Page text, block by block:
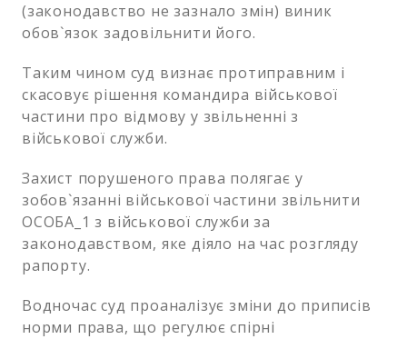
(законодавство не зазнало змін) виник
обов`язок задовільнити його.
Таким чином суд визнає протиправним і
скасовує рішення командира військової
частини про відмову у звільненні з
військової служби.
Захист порушеного права полягає у
зобов`язанні військової частини звільнити
ОСОБА_1 з військової служби за
законодавством, яке діяло на час розгляду
рапорту.
Водночас суд проаналізує зміни до приписів
норми права, що регулює спірні